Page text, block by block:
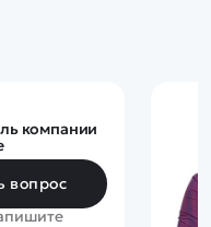
компании
вопрос